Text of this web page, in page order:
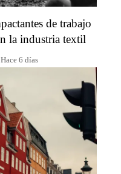
de trabajo
la industria textil
Hace 6 días